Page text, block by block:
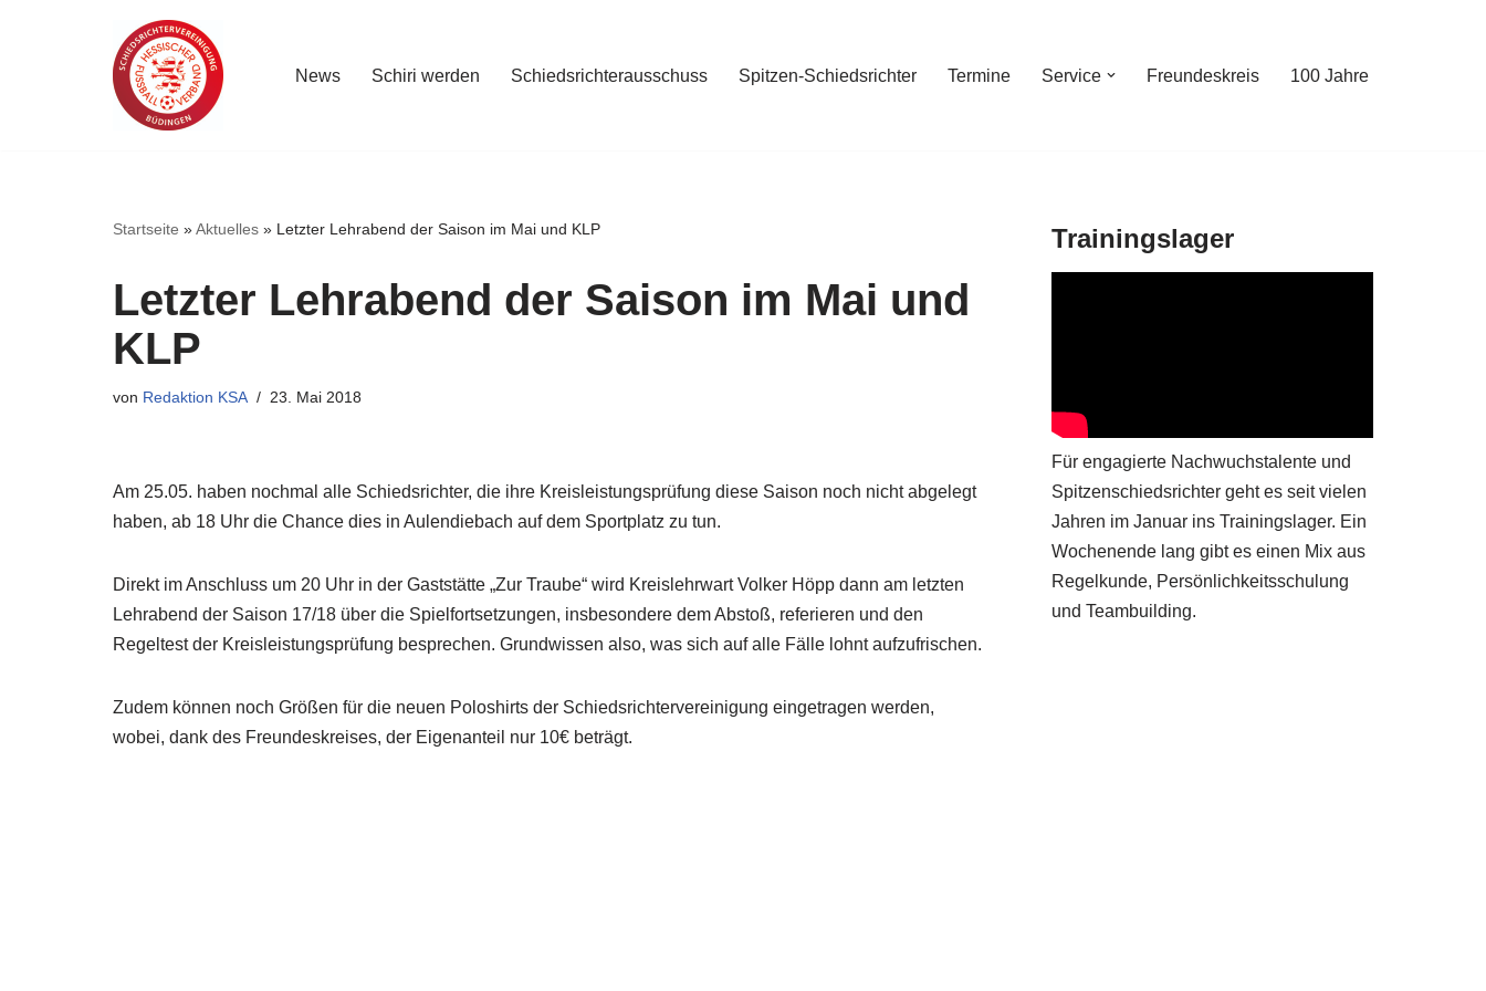
News Schiri werden Schiedsrichterausschuss Spitzen-Schiedsrichter Termine Service Freundeskreis 100 Jahre
Startseite »Aktuelles » Letzter Lehrabend der Saison im Mai und KLP
Letzter Lehrabend der Saison im Mai und
KLP
von Redaktion KSA 23. Mai 2018
Am 25.05. haben nochmal alle Schiedsrichter, die ihre Kreisleistungsprüfung diese Saison noch nicht abgelegt
haben, ab 18 Uhr die Chance dies in Aulendiebach auf dem Sportplatz zu tun.
Direkt im Anschluss um 20 Uhr in der Gaststätte „Zur Traube“ wird Kreislehrwart Volker Höpp dann am letzten
Lehrabend der Saison 17/18 über die Spielfortsetzungen, insbesondere dem Abstoß, referieren und den
Regeltest der Kreisleistungsprüfung besprechen. Grundwissen also, was sich auf alle Fälle lohnt aufzufrischen.
Zudem können noch Größen für die neuen Poloshirts der Schiedsrichtervereinigung eingetragen werden,
wobei, dank des Freundeskreises, der Eigenanteil nur 10€ beträgt.
Trainingslager
Für engagierte Nachwuchstalente und
Spitzenschiedsrichter geht es seit vielen
Jahren im Januar ins Trainingslager. Ein
Wochenende lang gibt es einen Mix aus
Regelkunde, Persönlichkeitsschulung
und Teambuilding.